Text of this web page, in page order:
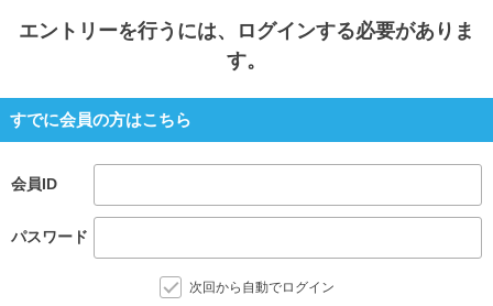
就活時事ニュースを更新 不明点があればこちら
エントリーを行うには、ログインする必要がありま
す。
すでに会員の方はこちら
会員ID
パスワード
次回から自動でログイン